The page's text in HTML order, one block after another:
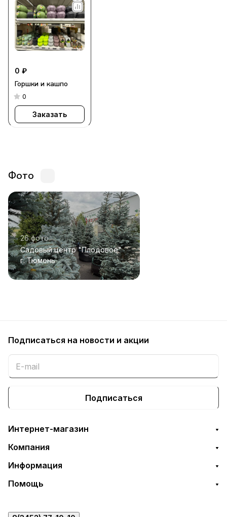
0 ₽
Горшки и кашпо
0
Заказать
Фото
26 фото
Садовый центр "Плодовое"
г. Тюмень
Подписаться на новости и акции
Подписаться
Интернет-магазин
Компания
Информация
Помощь